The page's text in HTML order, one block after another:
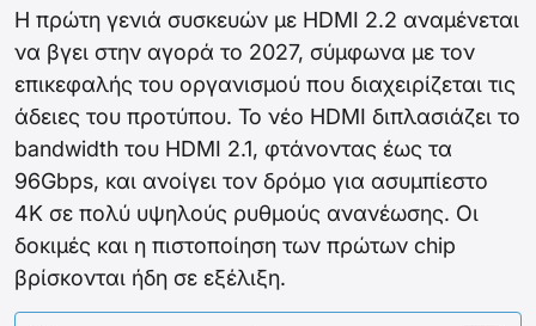
Η πρώτη γενιά συσκευών με HDMI 2.2 αναμένεται
να βγει στην αγορά το 2027, σύμφωνα με τον
επικεφαλής του οργανισμού που διαχειρίζεται τις
άδειες του προτύπου. Το νέο HDMI διπλασιάζει το
bandwidth του HDMI 2.1, φτάνοντας έως τα
96Gbps, και ανοίγει τον δρόμο για ασυμπίεστο
4K σε πολύ υψηλούς ρυθμούς ανανέωσης. Οι
δοκιμές και η πιστοποίηση των πρώτων chip
βρίσκονται ήδη σε εξέλιξη.